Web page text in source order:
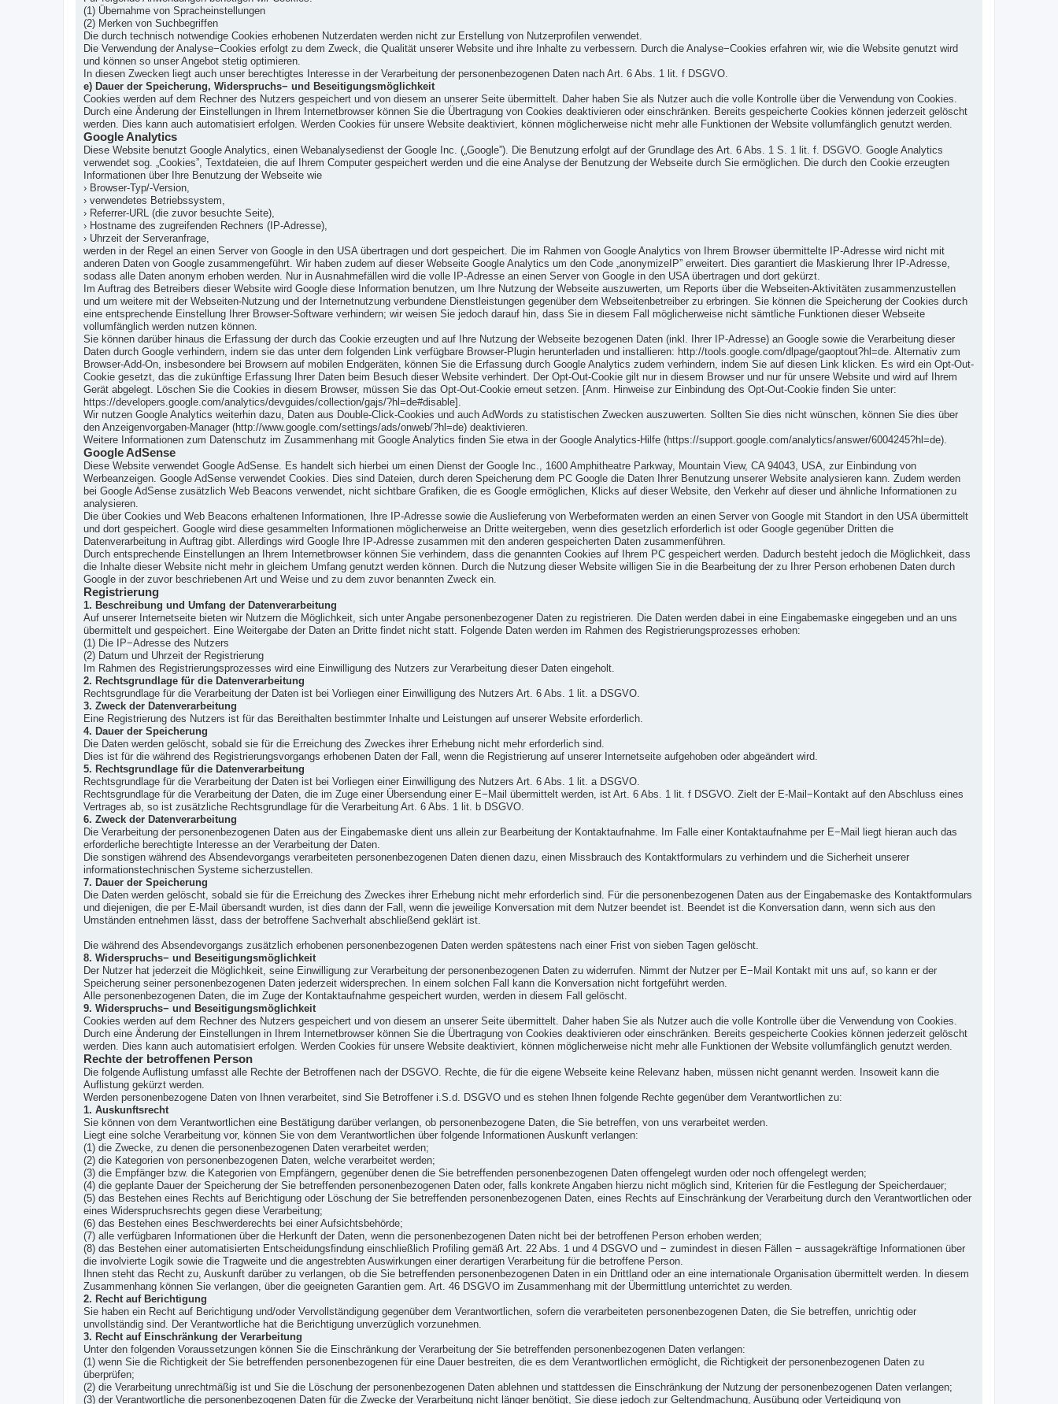
(1) Übernahme von Spracheinstellungen
(2) Merken von Suchbegriffen
Die durch technisch notwendige Cookies erhobenen Nutzerdaten werden nicht zur Erstellung von Nutzerprofilen verwendet.
Die Verwendung der Analyse−Cookies erfolgt zu dem Zweck, die Qualität unserer Website und ihre Inhalte zu verbessern. Durch die Analyse−Cookies erfahren wir, wie die Website genutzt wird
und können so unser Angebot stetig optimieren.
In diesen Zwecken liegt auch unser berechtigtes Interesse in der Verarbeitung der personenbezogenen Daten nach Art. 6 Abs. 1 lit. f DSGVO.
e) Dauer der Speicherung, Widerspruchs− und Beseitigungsmöglichkeit
Cookies werden auf dem Rechner des Nutzers gespeichert und von diesem an unserer Seite übermittelt. Daher haben Sie als Nutzer auch die volle Kontrolle über die Verwendung von Cookies.
Durch eine Änderung der Einstellungen in Ihrem Internetbrowser können Sie die Übertragung von Cookies deaktivieren oder einschränken. Bereits gespeicherte Cookies können jederzeit gelöscht
werden. Dies kann auch automatisiert erfolgen. Werden Cookies für unsere Website deaktiviert, können möglicherweise nicht mehr alle Funktionen der Website vollumfänglich genutzt werden.
Google Analytics
Diese Website benutzt Google Analytics, einen Webanalysedienst der Google Inc. („Google”). Die Benutzung erfolgt auf der Grundlage des Art. 6 Abs. 1 S. 1 lit. f. DSGVO. Google Analytics
verwendet sog. „Cookies”, Textdateien, die auf Ihrem Computer gespeichert werden und die eine Analyse der Benutzung der Webseite durch Sie ermöglichen. Die durch den Cookie erzeugten
Informationen über Ihre Benutzung der Webseite wie
› Browser-Typ/-Version,
› verwendetes Betriebssystem,
› Referrer-URL (die zuvor besuchte Seite),
› Hostname des zugreifenden Rechners (IP-Adresse),
› Uhrzeit der Serveranfrage,
werden in der Regel an einen Server von Google in den USA übertragen und dort gespeichert. Die im Rahmen von Google Analytics von Ihrem Browser übermittelte IP-Adresse wird nicht mit
anderen Daten von Google zusammengeführt. Wir haben zudem auf dieser Webseite Google Analytics um den Code „anonymizeIP” erweitert. Dies garantiert die Maskierung Ihrer IP-Adresse,
sodass alle Daten anonym erhoben werden. Nur in Ausnahmefällen wird die volle IP-Adresse an einen Server von Google in den USA übertragen und dort gekürzt.
Im Auftrag des Betreibers dieser Website wird Google diese Information benutzen, um Ihre Nutzung der Webseite auszuwerten, um Reports über die Webseiten-Aktivitäten zusammenzustellen
und um weitere mit der Webseiten-Nutzung und der Internetnutzung verbundene Dienstleistungen gegenüber dem Webseitenbetreiber zu erbringen. Sie können die Speicherung der Cookies durch
eine entsprechende Einstellung Ihrer Browser-Software verhindern; wir weisen Sie jedoch darauf hin, dass Sie in diesem Fall möglicherweise nicht sämtliche Funktionen dieser Webseite
vollumfänglich werden nutzen können.
Sie können darüber hinaus die Erfassung der durch das Cookie erzeugten und auf Ihre Nutzung der Webseite bezogenen Daten (inkl. Ihrer IP-Adresse) an Google sowie die Verarbeitung dieser
Daten durch Google verhindern, indem sie das unter dem folgenden Link verfügbare Browser-Plugin herunterladen und installieren: http://tools.google.com/dlpage/gaoptout?hl=de. Alternativ zum
Browser-Add-On, insbesondere bei Browsern auf mobilen Endgeräten, können Sie die Erfassung durch Google Analytics zudem verhindern, indem Sie auf diesen Link klicken. Es wird ein Opt-Out-
Cookie gesetzt, das die zukünftige Erfassung Ihrer Daten beim Besuch dieser Website verhindert. Der Opt-Out-Cookie gilt nur in diesem Browser und nur für unsere Website und wird auf Ihrem
Gerät abgelegt. Löschen Sie die Cookies in diesem Browser, müssen Sie das Opt-Out-Cookie erneut setzen. [Anm. Hinweise zur Einbindung des Opt-Out-Cookie finden Sie unter:
https://developers.google.com/analytics/devguides/collection/gajs/?hl=de#disable].
Wir nutzen Google Analytics weiterhin dazu, Daten aus Double-Click-Cookies und auch AdWords zu statistischen Zwecken auszuwerten. Sollten Sie dies nicht wünschen, können Sie dies über
den Anzeigenvorgaben-Manager (http://www.google.com/settings/ads/onweb/?hl=de) deaktivieren.
Weitere Informationen zum Datenschutz im Zusammenhang mit Google Analytics finden Sie etwa in der Google Analytics-Hilfe (https://support.google.com/analytics/answer/6004245?hl=de).
Google AdSense
Diese Website verwendet Google AdSense. Es handelt sich hierbei um einen Dienst der Google Inc., 1600 Amphitheatre Parkway, Mountain View, CA 94043, USA, zur Einbindung von
Werbeanzeigen. Google AdSense verwendet Cookies. Dies sind Dateien, durch deren Speicherung dem PC Google die Daten Ihrer Benutzung unserer Website analysieren kann. Zudem werden
bei Google AdSense zusätzlich Web Beacons verwendet, nicht sichtbare Grafiken, die es Google ermöglichen, Klicks auf dieser Website, den Verkehr auf dieser und ähnliche Informationen zu
analysieren.
Die über Cookies und Web Beacons erhaltenen Informationen, Ihre IP-Adresse sowie die Auslieferung von Werbeformaten werden an einen Server von Google mit Standort in den USA übermittelt
und dort gespeichert. Google wird diese gesammelten Informationen möglicherweise an Dritte weitergeben, wenn dies gesetzlich erforderlich ist oder Google gegenüber Dritten die
Datenverarbeitung in Auftrag gibt. Allerdings wird Google Ihre IP-Adresse zusammen mit den anderen gespeicherten Daten zusammenführen.
Durch entsprechende Einstellungen an Ihrem Internetbrowser können Sie verhindern, dass die genannten Cookies auf Ihrem PC gespeichert werden. Dadurch besteht jedoch die Möglichkeit, dass
die Inhalte dieser Website nicht mehr in gleichem Umfang genutzt werden können. Durch die Nutzung dieser Website willigen Sie in die Bearbeitung der zu Ihrer Person erhobenen Daten durch
Google in der zuvor beschriebenen Art und Weise und zu dem zuvor benannten Zweck ein.
Registrierung
1. Beschreibung und Umfang der Datenverarbeitung
Auf unserer Internetseite bieten wir Nutzern die Möglichkeit, sich unter Angabe personenbezogener Daten zu registrieren. Die Daten werden dabei in eine Eingabemaske eingegeben und an uns
übermittelt und gespeichert. Eine Weitergabe der Daten an Dritte findet nicht statt. Folgende Daten werden im Rahmen des Registrierungsprozesses erhoben:
(1) Die IP−Adresse des Nutzers
(2) Datum und Uhrzeit der Registrierung
Im Rahmen des Registrierungsprozesses wird eine Einwilligung des Nutzers zur Verarbeitung dieser Daten eingeholt.
2. Rechtsgrundlage für die Datenverarbeitung
Rechtsgrundlage für die Verarbeitung der Daten ist bei Vorliegen einer Einwilligung des Nutzers Art. 6 Abs. 1 lit. a DSGVO.
3. Zweck der Datenverarbeitung
Eine Registrierung des Nutzers ist für das Bereithalten bestimmter Inhalte und Leistungen auf unserer Website erforderlich.
4. Dauer der Speicherung
Die Daten werden gelöscht, sobald sie für die Erreichung des Zweckes ihrer Erhebung nicht mehr erforderlich sind.
Dies ist für die während des Registrierungsvorgangs erhobenen Daten der Fall, wenn die Registrierung auf unserer Internetseite aufgehoben oder abgeändert wird.
5. Rechtsgrundlage für die Datenverarbeitung
Rechtsgrundlage für die Verarbeitung der Daten ist bei Vorliegen einer Einwilligung des Nutzers Art. 6 Abs. 1 lit. a DSGVO.
Rechtsgrundlage für die Verarbeitung der Daten, die im Zuge einer Übersendung einer E−Mail übermittelt werden, ist Art. 6 Abs. 1 lit. f DSGVO. Zielt der E-Mail−Kontakt auf den Abschluss eines
Vertrages ab, so ist zusätzliche Rechtsgrundlage für die Verarbeitung Art. 6 Abs. 1 lit. b DSGVO.
6. Zweck der Datenverarbeitung
Die Verarbeitung der personenbezogenen Daten aus der Eingabemaske dient uns allein zur Bearbeitung der Kontaktaufnahme. Im Falle einer Kontaktaufnahme per E−Mail liegt hieran auch das
erforderliche berechtigte Interesse an der Verarbeitung der Daten.
Die sonstigen während des Absendevorgangs verarbeiteten personenbezogenen Daten dienen dazu, einen Missbrauch des Kontaktformulars zu verhindern und die Sicherheit unserer
informationstechnischen Systeme sicherzustellen.
7. Dauer der Speicherung
Die Daten werden gelöscht, sobald sie für die Erreichung des Zweckes ihrer Erhebung nicht mehr erforderlich sind. Für die personenbezogenen Daten aus der Eingabemaske des Kontaktformulars
und diejenigen, die per E-Mail übersandt wurden, ist dies dann der Fall, wenn die jeweilige Konversation mit dem Nutzer beendet ist. Beendet ist die Konversation dann, wenn sich aus den
Umständen entnehmen lässt, dass der betroffene Sachverhalt abschließend geklärt ist.
Die während des Absendevorgangs zusätzlich erhobenen personenbezogenen Daten werden spätestens nach einer Frist von sieben Tagen gelöscht.
8. Widerspruchs− und Beseitigungsmöglichkeit
Der Nutzer hat jederzeit die Möglichkeit, seine Einwilligung zur Verarbeitung der personenbezogenen Daten zu widerrufen. Nimmt der Nutzer per E−Mail Kontakt mit uns auf, so kann er der
Speicherung seiner personenbezogenen Daten jederzeit widersprechen. In einem solchen Fall kann die Konversation nicht fortgeführt werden.
Alle personenbezogenen Daten, die im Zuge der Kontaktaufnahme gespeichert wurden, werden in diesem Fall gelöscht.
9. Widerspruchs− und Beseitigungsmöglichkeit
Cookies werden auf dem Rechner des Nutzers gespeichert und von diesem an unserer Seite übermittelt. Daher haben Sie als Nutzer auch die volle Kontrolle über die Verwendung von Cookies.
Durch eine Änderung der Einstellungen in Ihrem Internetbrowser können Sie die Übertragung von Cookies deaktivieren oder einschränken. Bereits gespeicherte Cookies können jederzeit gelöscht
werden. Dies kann auch automatisiert erfolgen. Werden Cookies für unsere Website deaktiviert, können möglicherweise nicht mehr alle Funktionen der Website vollumfänglich genutzt werden.
Rechte der betroffenen Person
Die folgende Auflistung umfasst alle Rechte der Betroffenen nach der DSGVO. Rechte, die für die eigene Webseite keine Relevanz haben, müssen nicht genannt werden. Insoweit kann die
Auflistung gekürzt werden.
Werden personenbezogene Daten von Ihnen verarbeitet, sind Sie Betroffener i.S.d. DSGVO und es stehen Ihnen folgende Rechte gegenüber dem Verantwortlichen zu:
1. Auskunftsrecht
Sie können von dem Verantwortlichen eine Bestätigung darüber verlangen, ob personenbezogene Daten, die Sie betreffen, von uns verarbeitet werden.
Liegt eine solche Verarbeitung vor, können Sie von dem Verantwortlichen über folgende Informationen Auskunft verlangen:
(1) die Zwecke, zu denen die personenbezogenen Daten verarbeitet werden;
(2) die Kategorien von personenbezogenen Daten, welche verarbeitet werden;
(3) die Empfänger bzw. die Kategorien von Empfängern, gegenüber denen die Sie betreffenden personenbezogenen Daten offengelegt wurden oder noch offengelegt werden;
(4) die geplante Dauer der Speicherung der Sie betreffenden personenbezogenen Daten oder, falls konkrete Angaben hierzu nicht möglich sind, Kriterien für die Festlegung der Speicherdauer;
(5) das Bestehen eines Rechts auf Berichtigung oder Löschung der Sie betreffenden personenbezogenen Daten, eines Rechts auf Einschränkung der Verarbeitung durch den Verantwortlichen oder
eines Widerspruchsrechts gegen diese Verarbeitung;
(6) das Bestehen eines Beschwerderechts bei einer Aufsichtsbehörde;
(7) alle verfügbaren Informationen über die Herkunft der Daten, wenn die personenbezogenen Daten nicht bei der betroffenen Person erhoben werden;
(8) das Bestehen einer automatisierten Entscheidungsfindung einschließlich Profiling gemäß Art. 22 Abs. 1 und 4 DSGVO und − zumindest in diesen Fällen − aussagekräftige Informationen über
die involvierte Logik sowie die Tragweite und die angestrebten Auswirkungen einer derartigen Verarbeitung für die betroffene Person.
Ihnen steht das Recht zu, Auskunft darüber zu verlangen, ob die Sie betreffenden personenbezogenen Daten in ein Drittland oder an eine internationale Organisation übermittelt werden. In diesem
Zusammenhang können Sie verlangen, über die geeigneten Garantien gem. Art. 46 DSGVO im Zusammenhang mit der Übermittlung unterrichtet zu werden.
2. Recht auf Berichtigung
Sie haben ein Recht auf Berichtigung und/oder Vervollständigung gegenüber dem Verantwortlichen, sofern die verarbeiteten personenbezogenen Daten, die Sie betreffen, unrichtig oder
unvollständig sind. Der Verantwortliche hat die Berichtigung unverzüglich vorzunehmen.
3. Recht auf Einschränkung der Verarbeitung
Unter den folgenden Voraussetzungen können Sie die Einschränkung der Verarbeitung der Sie betreffenden personenbezogenen Daten verlangen:
(1) wenn Sie die Richtigkeit der Sie betreffenden personenbezogenen für eine Dauer bestreiten, die es dem Verantwortlichen ermöglicht, die Richtigkeit der personenbezogenen Daten zu
überprüfen;
(2) die Verarbeitung unrechtmäßig ist und Sie die Löschung der personenbezogenen Daten ablehnen und stattdessen die Einschränkung der Nutzung der personenbezogenen Daten verlangen;
(3) der Verantwortliche die personenbezogenen Daten für die Zwecke der Verarbeitung nicht länger benötigt, Sie diese jedoch zur Geltendmachung, Ausübung oder Verteidigung von